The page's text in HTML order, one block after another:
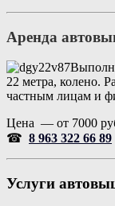
Аренда
22 метра, колено.
частным лицам и
Цена — от 7000
☎ 8 963 322 66 89
Услуги